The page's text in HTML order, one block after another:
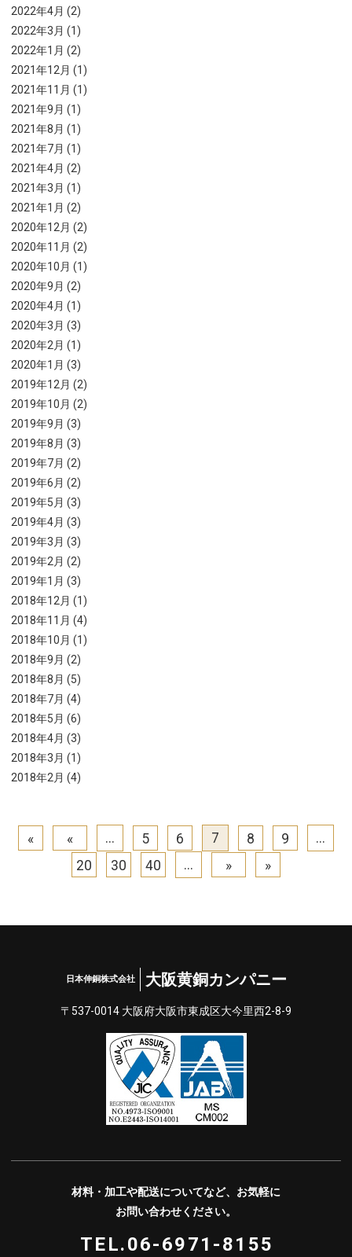
2022年4月 (2)
2022年3月 (1)
2022年1月 (2)
2021年12月 (1)
2021年11月 (1)
2021年9月 (1)
2021年8月 (1)
2021年7月 (1)
2021年4月 (2)
2021年3月 (1)
2021年1月 (2)
2020年12月 (2)
2020年11月 (2)
2020年10月 (1)
2020年9月 (2)
2020年4月 (1)
2020年3月 (3)
2020年2月 (1)
2020年1月 (3)
2019年12月 (2)
2019年10月 (2)
2019年9月 (3)
2019年8月 (3)
2019年7月 (2)
2019年6月 (2)
2019年5月 (3)
2019年4月 (3)
2019年3月 (3)
2019年2月 (2)
2019年1月 (3)
2018年12月 (1)
2018年11月 (4)
2018年10月 (1)
2018年9月 (2)
2018年8月 (5)
2018年7月 (4)
2018年5月 (6)
2018年4月 (3)
2018年3月 (1)
2018年2月 (4)
« « ... 5 6 7 8 9
...
20
30 40 ... » »
日本伸銅株式会社 大阪黄銅カンパニー
〒537-0014 大阪府⼤阪市東成区⼤今⾥⻄2-8-9
材料・加⼯や配送についてなど、お気軽に
お問い合わせください。
TEL.06-6971-8155